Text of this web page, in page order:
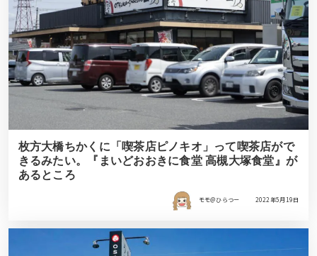
枚方大橋ちかくに「喫茶店ピノキオ」って喫茶店がで
きるみたい。『まいどおおきに食堂 高槻大塚食堂』が
あるところ
モモ＠ひらつー 2022年5月19日